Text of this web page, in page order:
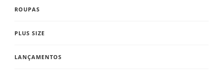
ROUPAS
PLUS SIZE
LANÇAMENTOS